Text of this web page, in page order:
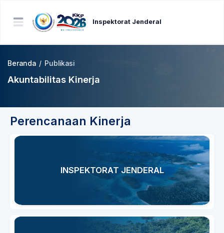
Inspektorat Jenderal
Beranda / Publikasi
Akuntabilitas Kinerja
Perencanaan Kinerja
INSPEKTORAT JENDERAL